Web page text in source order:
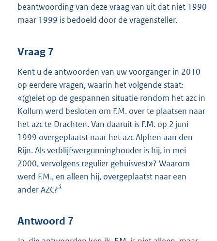
beantwoording van deze vraag van uit dat niet 1990
maar 1999 is bedoeld door de vragensteller.
Vraag 7
Kent u de antwoorden van uw voorganger in 2010
op eerdere vragen, waarin het volgende staat:
«(g)elet op de gespannen situatie rondom het azc in
Kollum werd besloten om F.M. over te plaatsen naar
het azc te Drachten. Van daaruit is F.M. op 2 juni
1999 overgeplaatst naar het azc Alphen aan den
Rijn. Als verblijfsvergunninghouder is hij, in mei
2000, vervolgens regulier gehuisvest»? Waarom
werd F.M., en alleen hij, overgeplaatst naar een
ander AZC?3
Antwoord 7